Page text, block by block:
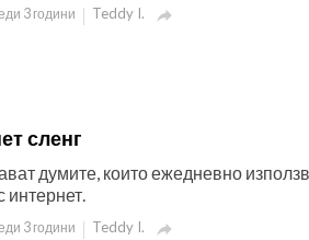
3 години Teddy I. 
сленг
думите, които ежедневно
интернет.
3 години Teddy I. 